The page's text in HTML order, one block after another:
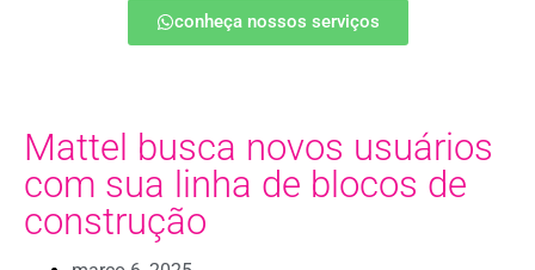
conheça nossos serviços
Mattel busca novos usuários
com sua linha de blocos de
construção